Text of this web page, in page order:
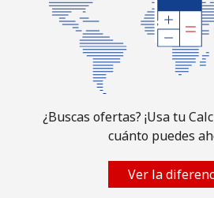
¿Buscas ofertas? ¡Usa tu
cuánto puedes
Ver la